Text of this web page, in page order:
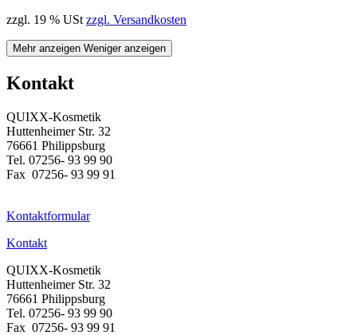
zzgl. 19 % USt zzgl. Versandkosten
Mehr anzeigen Weniger anzeigen
Kontakt
QUIXX-Kosmetik
Huttenheimer Str. 32
76661 Philippsburg
Tel. 07256- 93 99 90
Fax 07256- 93 99 91
Kontaktformular
Kontakt
QUIXX-Kosmetik
Huttenheimer Str. 32
76661 Philippsburg
Tel. 07256- 93 99 90
Fax 07256- 93 99 91